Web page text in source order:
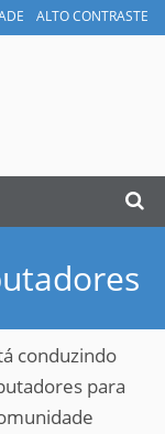
Busca
ALTO CONTRASTE
conduzindo
para